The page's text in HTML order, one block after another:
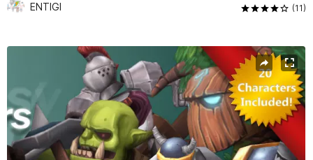
ENTIGI (11)
当前幻灯片：1 / 9